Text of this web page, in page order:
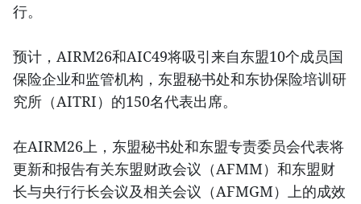
行。
预计，AIRM26和AIC49将吸引来自东盟10个成员国
保险企业和监管机构，东盟秘书处和东协保险培训研
究所（AITRI）的150名代表出席。
在AIRM26上，东盟秘书处和东盟专责委员会代表将
更新和报告有关东盟财政会议（AFMM）和东盟财
长与央行行长会议及相关会议（AFMGM）上的成效